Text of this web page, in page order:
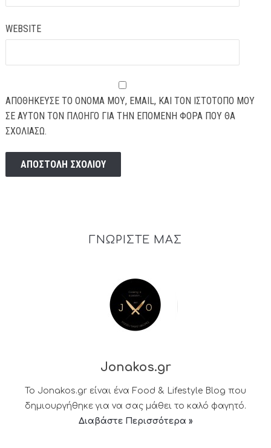
WEBSITE
ΑΠΟΘΉΚΕΥΣΕ ΤΟ ΌΝΟΜΆ ΜΟΥ, EMAIL, ΚΑΙ ΤΟΝ ΙΣΤΌΤΟΠΟ ΜΟΥ
ΣΕ ΑΥΤΌΝ ΤΟΝ ΠΛΟΗΓΌ ΓΙΑ ΤΗΝ ΕΠΌΜΕΝΗ ΦΟΡΆ ΠΟΥ ΘΑ
ΣΧΟΛΙΆΣΩ.
ΓΝΩΡΙΣΤΕ ΜΑΣ
Jonakos.gr
Το Jonakos.gr είναι ένα Food & Lifestyle Blog που
δημιουργήθηκε για να σας μάθει το καλό φαγητό.
Διαβάστε Περισσότερα »